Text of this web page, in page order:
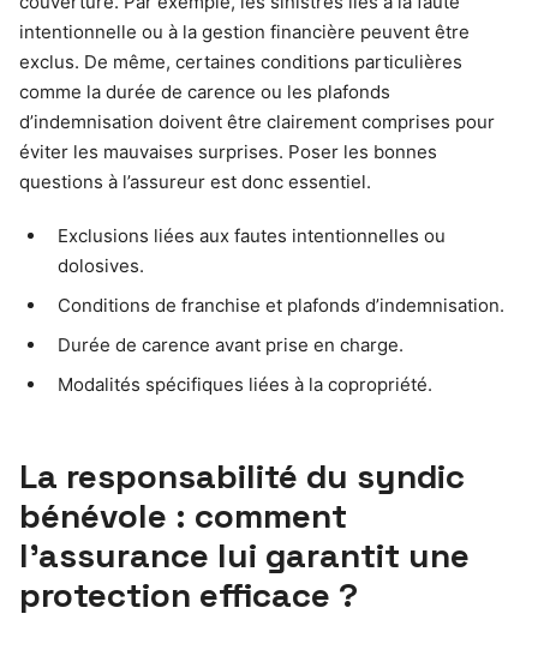
intentionnelle ou à la gestion financière peuvent être
exclus. De même, certaines conditions particulières
comme la durée de carence ou les plafonds
d’indemnisation doivent être clairement comprises pour
éviter les mauvaises surprises. Poser les bonnes
questions à l’assureur est donc essentiel.
Exclusions liées aux fautes intentionnelles ou
dolosives.
Conditions de franchise et plafonds d’indemnisation.
Durée de carence avant prise en charge.
Modalités spécifiques liées à la copropriété.
La responsabilité du syndic
bénévole : comment
l’assurance lui garantit une
protection efficace ?